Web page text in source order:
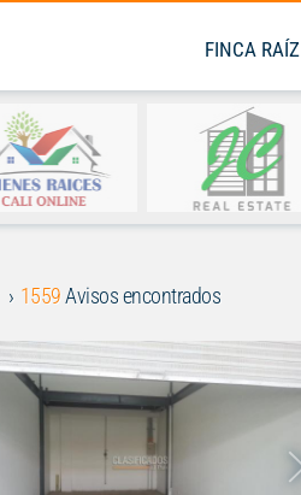
FINCA RAÍZ
1559Avisos encontrados